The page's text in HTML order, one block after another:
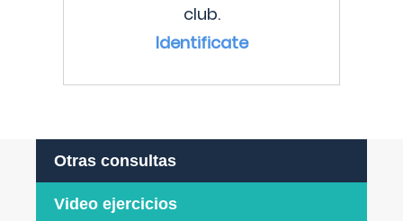
club.
Identificate
Otras consultas
Video ejercicios